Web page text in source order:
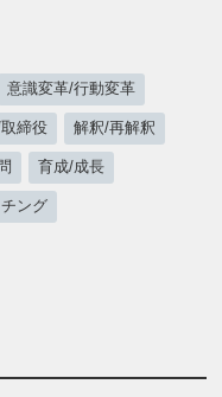
意識変革/行動変革
締役 解釈/再解釈
育成/成長
ング